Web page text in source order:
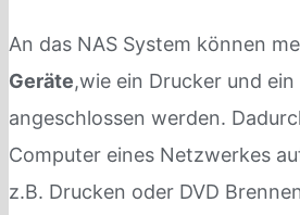
An das NAS System können
Geräte,wie ein Drucker und
angeschlossen werden.
Computer eines Netzwerkes
z.B. Drucken oder DVD